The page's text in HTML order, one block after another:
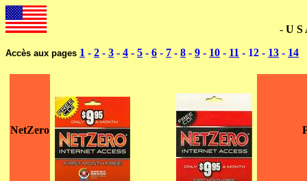
- U S
Accès aux pages 1 - 2 - 3 - 4 - 5 - 6 - 7 - 8 - 9 - 10 - 11 - 12 - 13 - 14
NetZero